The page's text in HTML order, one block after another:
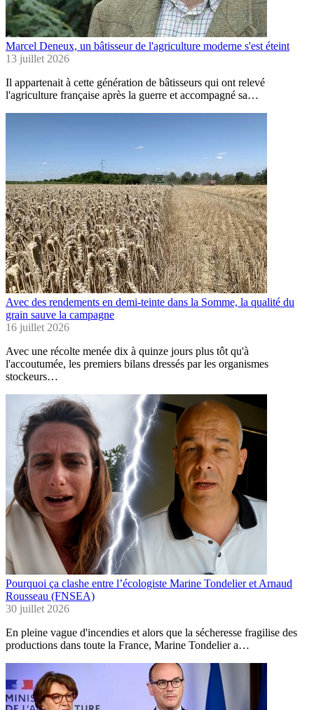
Marcel Deneux, un bâtisseur de l'agriculture moderne s'est éteint
13 juillet 2026
Il appartenait à cette génération de bâtisseurs qui ont relevé
l'agriculture française après la guerre et accompagné sa…
Avec des rendements en demi-teinte dans la Somme, la qualité du
grain sauve la campagne
16 juillet 2026
Avec une récolte menée dix à quinze jours plus tôt qu'à
l'accoutumée, les premiers bilans dressés par les organismes
stockeurs…
Pourquoi ça clashe entre l’écologiste Marine Tondelier et Arnaud
Rousseau (FNSEA)
30 juillet 2026
En pleine vague d'incendies et alors que la sécheresse fragilise des
productions dans toute la France, Marine Tondelier a…